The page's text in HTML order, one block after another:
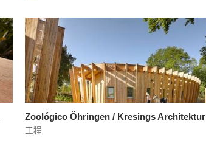
Zoológico Öhringen / Kresings Architektur
工程